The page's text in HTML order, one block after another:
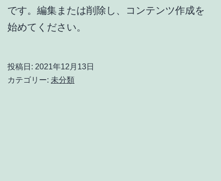
ッ
プ
です。編集または削除し、コンテンツ作成を
始めてください。
投稿日: 2021年12月13日
カテゴリー: 未分類